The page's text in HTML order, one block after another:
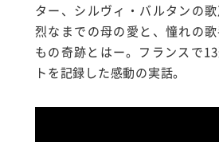
ター、シルヴィ・バルタンの
烈なまでの母の愛と、憧れの
もの奇跡とはー。フランスで
トを記録した感動の実話。